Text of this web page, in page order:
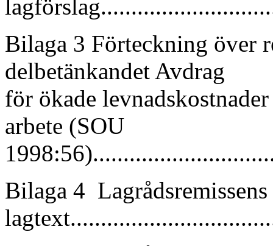
Bilaga 3 Förteckning över
delbetänkandet Avdrag
för ökade
arbete (SOU
Bilaga 4